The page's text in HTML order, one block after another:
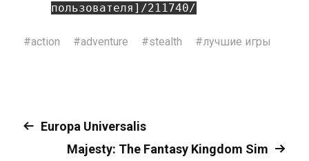
пользователя]/211740/
#action #adventure #stealth #лучшие игры
Europa Universalis
Majesty: The Fantasy Kingdom Sim